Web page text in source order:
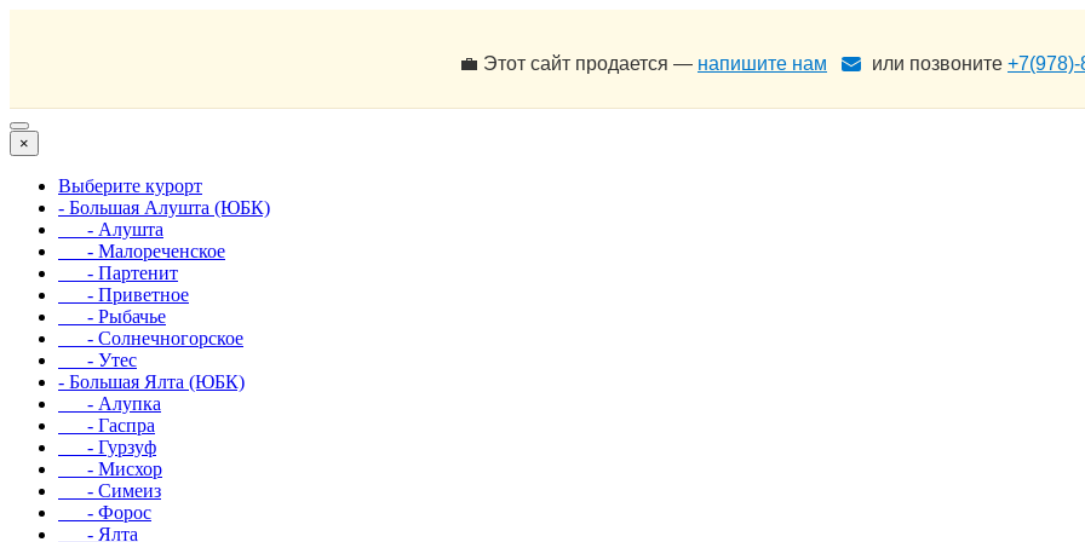
💼 Этот сайт продается — напишите нам или позвоните
×
Выберите курорт
- Большая Алушта (ЮБК)
- Алушта
- Малореченское
- Партенит
- Приветное
- Рыбачье
- Солнечногорское
- Утес
- Большая Ялта (ЮБК)
- Алупка
- Гаспра
- Гурзуф
- Мисхор
- Симеиз
- Форос
- Ялта